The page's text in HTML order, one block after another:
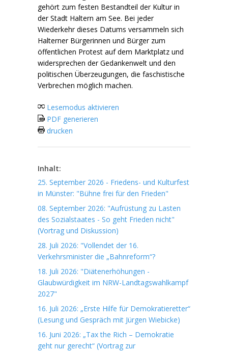
gehört zum festen Bestandteil der Kultur in
der Stadt Haltern am See. Bei jeder
Wiederkehr dieses Datums versammeln sich
Halterner Bürgerinnen und Bürger zum
öffentlichen Protest auf dem Marktplatz und
widersprechen der Gedankenwelt und den
politischen Überzeugungen, die faschistische
Verbrechen möglich machen.
Lesemodus aktivieren
PDF generieren
drucken
Inhalt:
25. September 2026 - Friedens- und Kulturfest
in Münster: "Bühne frei für den Frieden"
08. September 2026: "Aufrüstung zu Lasten
des Sozialstaates - So geht Frieden nicht"
(Vortrag und Diskussion)
28. Juli 2026: "Vollendet der 16.
Verkehrsminister die „Bahnreform“?
18. Juli 2026: "Diätenerhöhungen -
Glaubwürdigkeit im NRW-Landtagswahlkampf
2027"
16. Juli 2026: „Erste Hilfe für Demokratieretter“
(Lesung und Gespräch mit Jürgen Wiebicke)
16. Juni 2026: „Tax the Rich – Demokratie
geht nur gerecht“ (Vortrag zur